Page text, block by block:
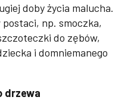
doby życia malucha.
np. smoczka,
do zębów,
i domniemanego
drzewa